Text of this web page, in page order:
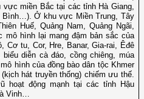
miền Bắc tại các tỉnh Hà Giang,
Bình…). Ở khu vực Miền Trung, Tây
Huế, Quảng Nam, Quảng Ngãi,
hình lại mang đậm bản sắc của
Cơ tu, Cor, Hre, Banar, Gia-rai, Êđê
diễn cà đáo, cồng chiêng, múa
hình của đồng bào dân tộc Khmer
hát truyền thống) chiếm ưu thế.
hoạt động mạnh tại các tỉnh Hậu
Vinh…